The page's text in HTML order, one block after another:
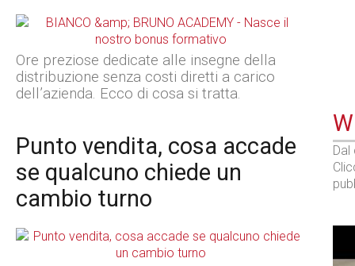
Ore preziose dedicate alle insegne della
distribuzione senza costi diretti a carico
dell’azienda. Ecco di cosa si tratta.
Punto vendita, cosa accade
se qualcuno chiede un
cambio turno